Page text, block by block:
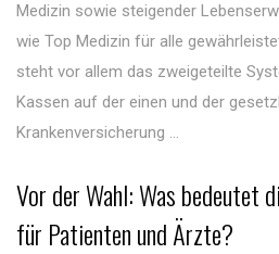
Medizin sowie steigender
wie Top Medizin für alle
steht vor allem das zweigeteilte
Kassen auf der einen und der
Krankenversicherung ...
Vor der Wahl: Was bedeutet
für Patienten und Ärzte?